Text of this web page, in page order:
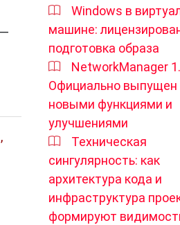
,
Windows в
машине:
подготовка образа
NetworkManager
Официально выпущен
новыми функциями и
улучшениями
Техническая
сингулярность: как
архитектура кода и
инфраструктура
формируют